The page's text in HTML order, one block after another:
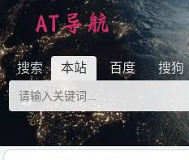
搜索 本站 百度 搜狗